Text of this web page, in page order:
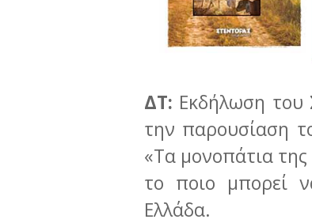
ΔΤ: Εκδήλωση
την παρουσίαση
«Τα μονοπάτια
το ποιο μπορεί
Ελλάδα.